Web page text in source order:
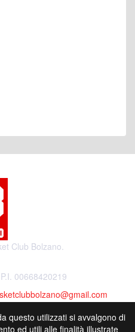
Club Bolzano.
00668420219
questo utilizzati si avvalgono di
ed utili alle finalità illustrate